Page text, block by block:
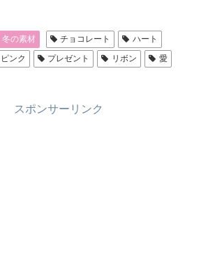
冬の素材 チョコレート
ハート
ピンク プレゼント リボン
愛
スポンサーリンク